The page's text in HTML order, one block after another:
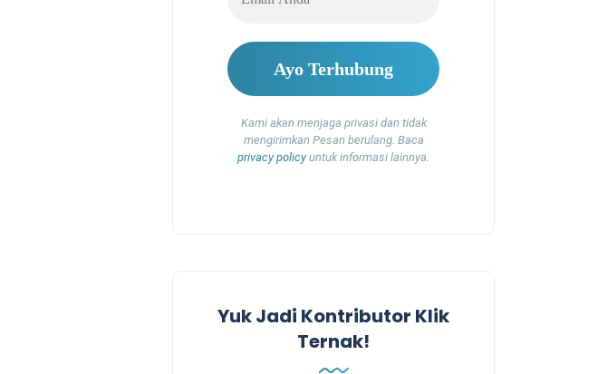
Kami akan menjaga privasi dan tidak
mengirimkan Pesan berulang. Baca
privacy policyuntuk informasi lainnya.
Yuk Jadi Kontributor Klik
Ternak!